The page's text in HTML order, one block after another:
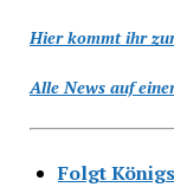
Hier kommt ihr
Alle News auf
Folgt